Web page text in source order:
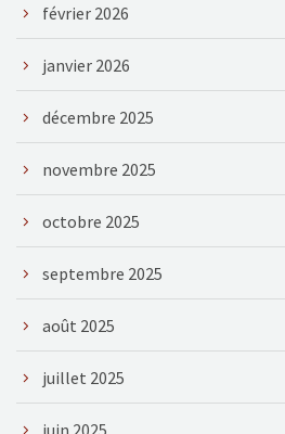
février 2026
janvier 2026
décembre 2025
novembre 2025
octobre 2025
septembre 2025
août 2025
juillet 2025
juin 2025